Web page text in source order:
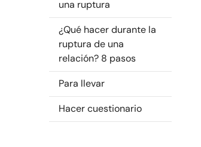
una ruptura
¿Qué hacer durante la
ruptura de una
relación? 8 pasos
Para llevar
Hacer cuestionario